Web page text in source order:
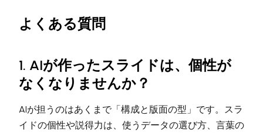
よくある質問
1. AIが作ったスライドは、個性が
なくなりませんか？
AIが担うのはあくまで「構成と版面の型」です。スラ
イドの個性や説得力は、使うデータの選び方、言葉の